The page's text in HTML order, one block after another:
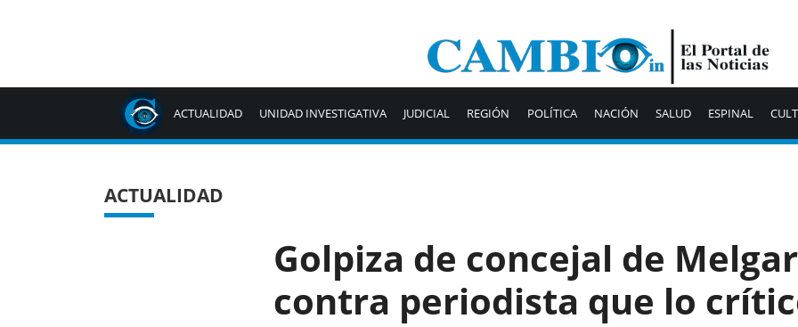
ACTUALIDAD UNIDAD INVESTIGATIVA JUDICIAL REGIÓN POLÍTICA NACIÓN SALUD ESPINAL
ACTUALIDAD
Golpiza de concejal de
contra periodista que lo